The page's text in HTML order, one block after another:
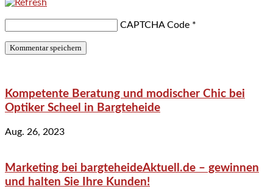
CAPTCHA Code *
Kompetente Beratung und modischer Chic bei
Optiker Scheel in Bargteheide
Aug. 26, 2023
Marketing bei bargteheideAktuell.de – gewinnen
und halten Sie Ihre Kunden!